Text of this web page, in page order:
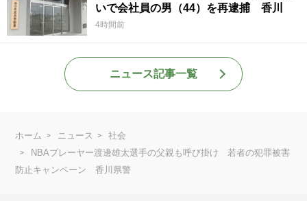
いで会社員の男（44）を再逮捕 香川
4時間前
ニュース記事一覧
ホーム ニュース
社会
NBAプレーヤー渡邊雄太選手の父親も呼び掛け 若者の犯罪被害
防止キャンペーン 香川県警